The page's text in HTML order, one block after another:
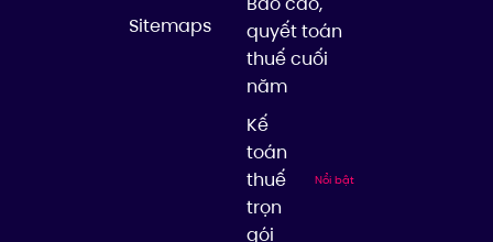
Sitemaps
quyết toán
thuế cuối
năm
Kế
toán
thuế
trọn
gói
Nổi bật